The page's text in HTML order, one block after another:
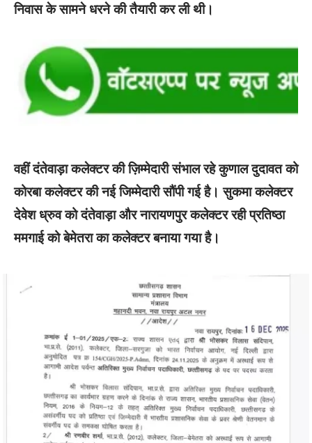
निवास के सामने धरने की तैयारी कर ली थी।
वहीं दंतेवाड़ा कलेक्टर की ज़िम्मेदारी संभाल रहे कुणाल दुदावत को
कोरबा कलेक्टर की नई जिम्मेदारी सौंपी गई है। सुकमा कलेक्टर
देवेश ध्रुव को दंतेवाड़ा और नारायणपुर कलेक्टर रही प्रतिष्ठा
ममगाई को बेमेतरा का कलेक्टर बनाया गया है।